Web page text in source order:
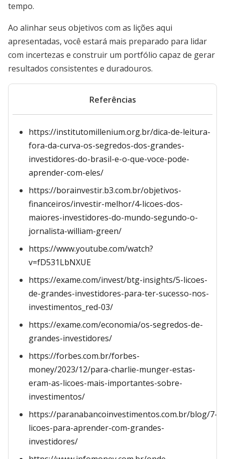
tempo.
Ao alinhar seus objetivos com as lições aqui
apresentadas, você estará mais preparado para lidar
com incertezas e construir um portfólio capaz de gerar
resultados consistentes e duradouros.
Referências
https://institutomillenium.org.br/dica-de-leitura-
fora-da-curva-os-segredos-dos-grandes-
investidores-do-brasil-e-o-que-voce-pode-
aprender-com-eles/
https://borainvestir.b3.com.br/objetivos-
financeiros/investir-melhor/4-licoes-dos-
maiores-investidores-do-mundo-segundo-o-
jornalista-william-green/
https://www.youtube.com/watch?
v=fD531LbNXUE
https://exame.com/invest/btg-insights/5-licoes-
de-grandes-investidores-para-ter-sucesso-nos-
investimentos_red-03/
https://exame.com/economia/os-segredos-de-
grandes-investidores/
https://forbes.com.br/forbes-
money/2023/12/para-charlie-munger-estas-
eram-as-licoes-mais-importantes-sobre-
investimentos/
https://paranabancoinvestimentos.com.br/blog/7-
licoes-para-aprender-com-grandes-
investidores/